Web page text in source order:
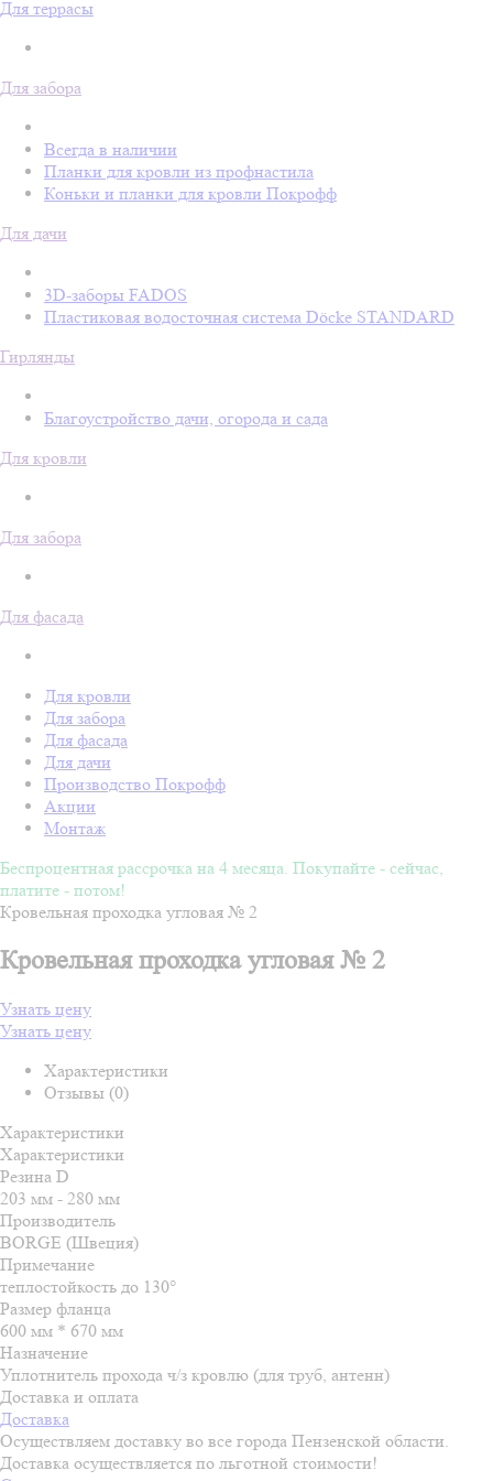
Для террасы
Для забора
Всегда в наличии
Планки для кровли из профнастила
Коньки и планки для кровли Покрофф
Для дачи
3D-заборы FADOS
Пластиковая водосточная система Döcke STANDARD
Гирлянды
Благоустройство дачи, огорода и сада
Для кровли
Для забора
Для фасада
Для кровли
Для забора
Для фасада
Для дачи
Производство Покрофф
Акции
Монтаж
Беспроцентная рассрочка на 4 месяца. Покупайте - сейчас,
платите - потом!
Кровельная проходка угловая № 2
Кровельная проходка угловая № 2
Узнать цену
Узнать цену
Характеристики
Отзывы (0)
Характеристики
Характеристики
Резина D
203 мм - 280 мм
Производитель
BORGE (Швеция)
Примечание
теплостойкость до 130°
Размер фланца
600 мм * 670 мм
Назначение
Уплотнитель прохода ч/з кровлю (для труб, антенн)
Доставка и оплата
Доставка
Осуществляем доставку во все города Пензенской области.
Доставка осуществляется по льготной стоимости!